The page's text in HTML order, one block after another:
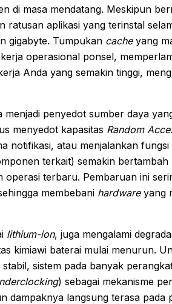
di masa mendatang. Meskipun
aplikasi yang terinstal
gigabyte. Tumpukan cacheyang
operasional ponsel,
Anda yang semakin tinggi,
penyedot sumber daya
menyedot kapasitas Random
notifikasi, atau menjalankan fungsi
terkait) semakin bertambah
operasi terbaru. Pembaruan ini
membebani hardwareyang
lithium-ion, juga mengalami
kimiawi baterai mulai menurun.
sistem pada banyak
) sebagai mekanisme
dampaknya langsung terasa pada